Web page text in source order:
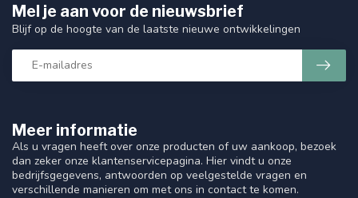
Meer informatie
Als u vragen heeft over onze producten of uw aankoop, bezoek
dan zeker onze klantenservicepagina. Hier vindt u onze
bedrijfsgegevens, antwoorden op veelgestelde vragen en
verschillende manieren om met ons in contact te komen.
Mel je aan voor de nieuwsbrief
Blijf op de hoogte van de laatste nieuwe ontwikkelingen